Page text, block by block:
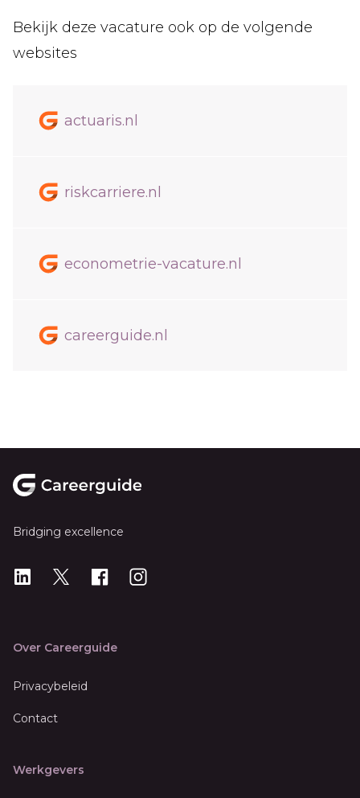
Bekijk deze vacature ook op de volgende
websites
actuaris.nl
riskcarriere.nl
econometrie-vacature.nl
careerguide.nl
Bridging excellence
LinkedIn
X Instagram
Over Careerguide
Privacybeleid
Contact
Werkgevers